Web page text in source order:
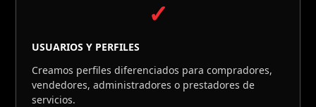
✓
USUARIOS Y PERFILES
Creamos perfiles diferenciados para compradores,
vendedores, administradores o prestadores de
servicios.